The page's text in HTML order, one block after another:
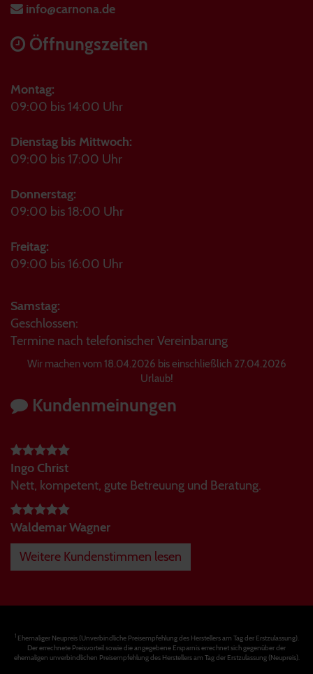
info@carnona.de
Öffnungszeiten
Montag:
09:00 bis 14:00 Uhr
Dienstag bis Mittwoch:
09:00 bis 17:00 Uhr
Donnerstag:
09:00 bis 18:00 Uhr
Freitag:
09:00 bis 16:00 Uhr
Samstag:
Geschlossen:
Termine nach telefonischer Vereinbarung
Wir machen vom 18.04.2026 bis einschließlich 27.04.2026
Urlaub!
Kundenmeinungen
Ingo Christ
Nett, kompetent, gute Betreuung und Beratung.
Waldemar Wagner
Weitere Kundenstimmen lesen
1Ehemaliger Neupreis (Unverbindliche Preisempfehlung des Herstellers am Tag der Erstzulassung).
Der errechnete Preisvorteil sowie die angegebene Ersparnis errechnet sich gegenüber der
ehemaligen unverbindlichen Preisempfehlung des Herstellers am Tag der Erstzulassung (Neupreis).